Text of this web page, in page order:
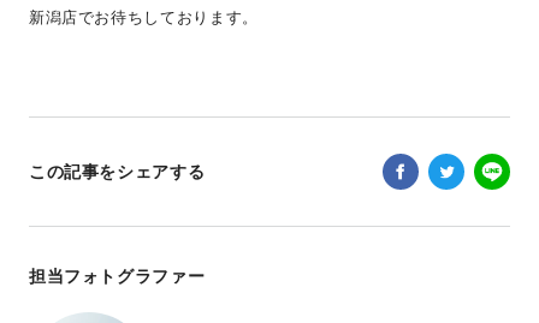
新潟店でお待ちしております。
この記事をシェアする
担当フォトグラファー